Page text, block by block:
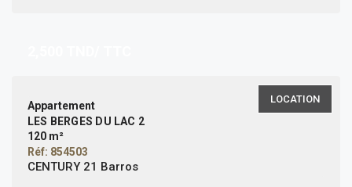
LOCATION
Appartement
LES BERGES DU LAC 2
120 m²
Réf: 854503
CENTURY 21 Barros